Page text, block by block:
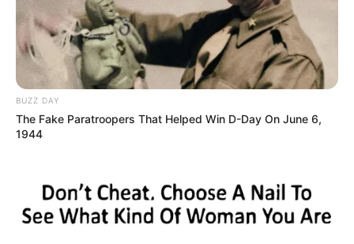
BUZZ DAY
The Fake Paratroopers That Helped Win D-Day On June 6,
1944